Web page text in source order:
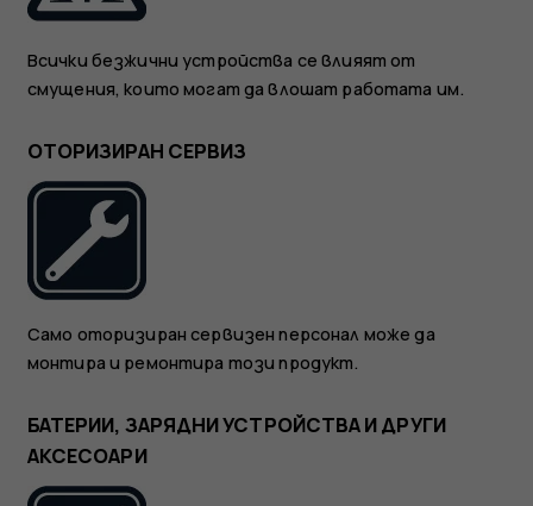
Всички безжични устройства се влияят от
смущения, които могат да влошат работата им.
ОТОРИЗИРАН СЕРВИЗ
Само оторизиран сервизен персонал може да
монтира и ремонтира този продукт.
БАТЕРИИ, ЗАРЯДНИ УСТРОЙСТВА И ДРУГИ
АКСЕСОАРИ